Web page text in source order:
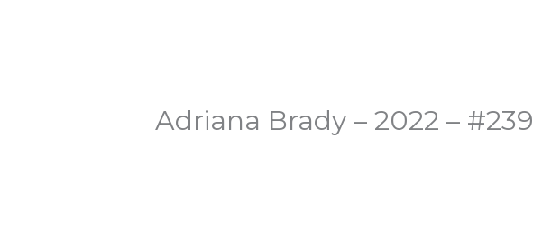
Adriana Brady – 2022 – #239